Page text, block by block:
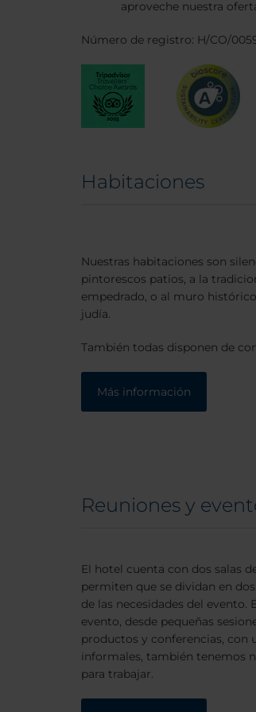
aproveche nuestra
Número de registro: H/CO/
Habitaciones
Nuestras habitaciones son
pintorescos patios, a la
empedrado, o al muro
judía.
También todas disponen de
Más información
Reuniones y
El hotel cuenta con dos salas
permiten que se dividan en
de las necesidades del evento.
evento, desde pequeñas
productos y conferencias, con
informales, también tenemos
para trabajar.